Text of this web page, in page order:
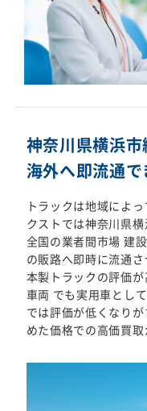
神奈川県横浜市
海外へ即流通で
トラックは地域によ
クストでは神奈川県横
全国の業者間市場 建
の販路へ即時に流通
本製トラックの評価
車両 でも実用車とし
では評価が低くなり
めた価格での高価買取